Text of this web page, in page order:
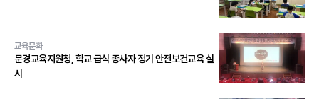
교육문화
문경교육지원청, 학교 급식 종사자 정기 안전보건교육 실
시